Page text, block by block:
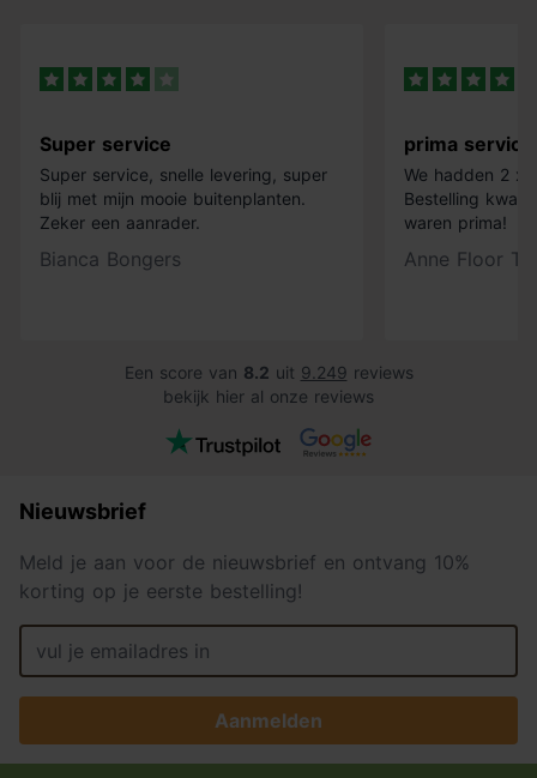
Super service
Super service, snelle levering, super
blij met mijn mooie buitenplanten.
Zeker een aanrader.
Bianca Bongers
prima service
We hadden 2 x
Bestelling
waren prima!
Anne Floor
Een score van 8.2 uit 9.249 reviews
bekijk hier al onze reviews
Nieuwsbrief
Meld je aan voor de nieuwsbrief en ontvang 10%
korting op je eerste bestelling!
Aanmelden